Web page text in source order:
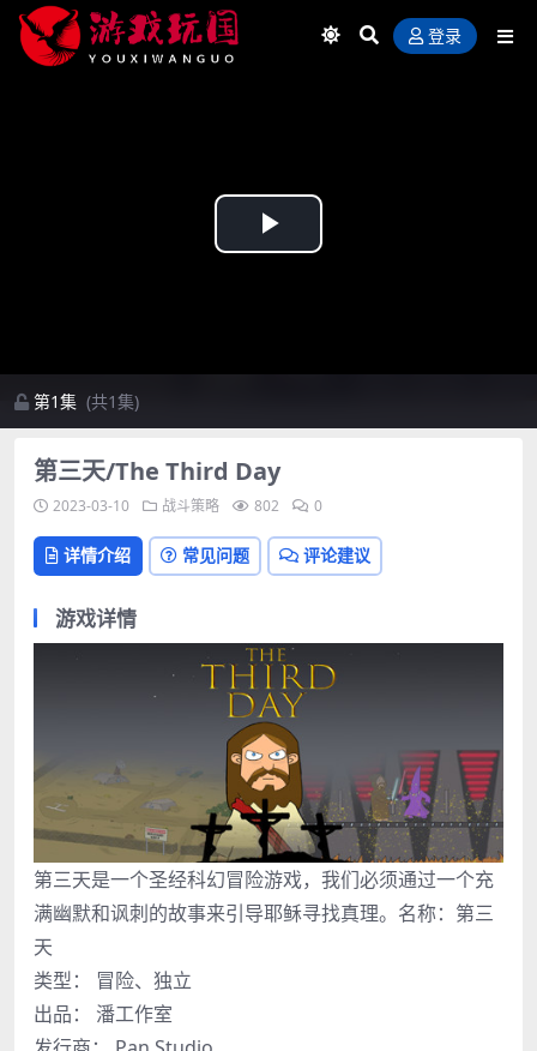
登录
Play
第1集 (共1集)
第三天/The Third Day
2023-03-10 战斗策略 802 0
详情介绍 常见问题 评论建议
游戏详情
第三天是一个圣经科幻冒险游戏，我们必须通过一个充
满幽默和讽刺的故事来引导耶稣寻找真理。名称：第三
天
类型： 冒险、独立
出品： 潘工作室